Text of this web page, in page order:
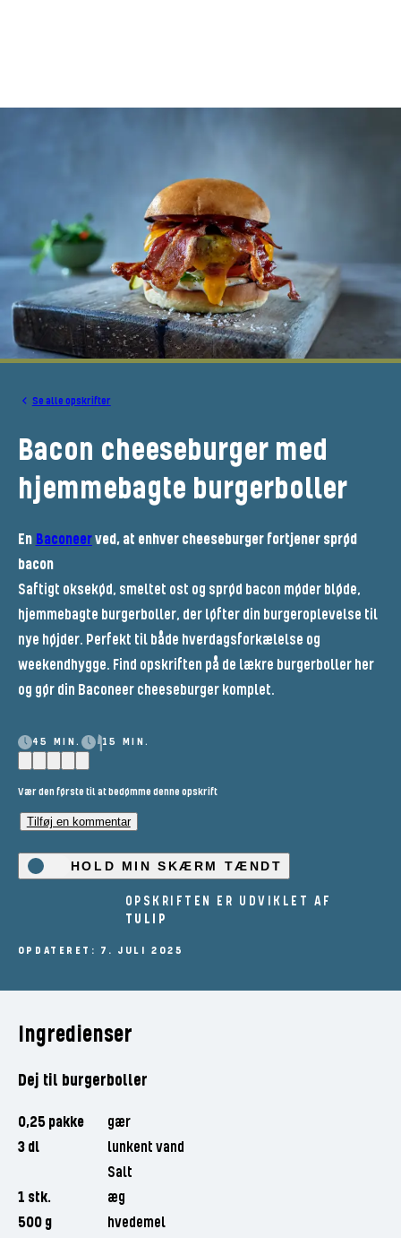
Se alle opskrifter
Bacon cheeseburger med
hjemmebagte burgerboller
En Baconeerved, at enhver cheeseburger fortjener sprød
bacon
Saftigt oksekød, smeltet ost og sprød bacon møder bløde,
hjemmebagte burgerboller, der løfter din burgeroplevelse til
nye højder. Perfekt til både hverdagsforkælelse og
weekendhygge. Find opskriften på de lækre burgerboller her
og gør din Baconeer cheeseburger komplet.
45 MIN. 15 MIN.
Vær den første til at bedømme denne opskrift
Tilføj en kommentar
HOLD MIN SKÆRM TÆNDT
OPSKRIFTEN ER UDVIKLET AF
TULIP
OPDATERET: 7. JULI 2025
Ingredienser
Dej til burgerboller
0,25 pakke
gær
3 dl
lunkent vand
Salt
1 stk.
æg
500 g
hvedemel